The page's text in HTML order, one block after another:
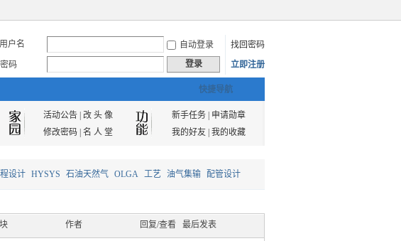
用户名 自动登录
找回密码
密码
登录 立即注册
快捷导航
活动公告| 改 头 像 新手任务|
申请勋章
修改密码| 名 人 堂 我的好友| 我的收藏
设计 HYSYS 石油天然气 OLGA 工艺 油气集输 配管设计
作者 回复/查看 最后发表